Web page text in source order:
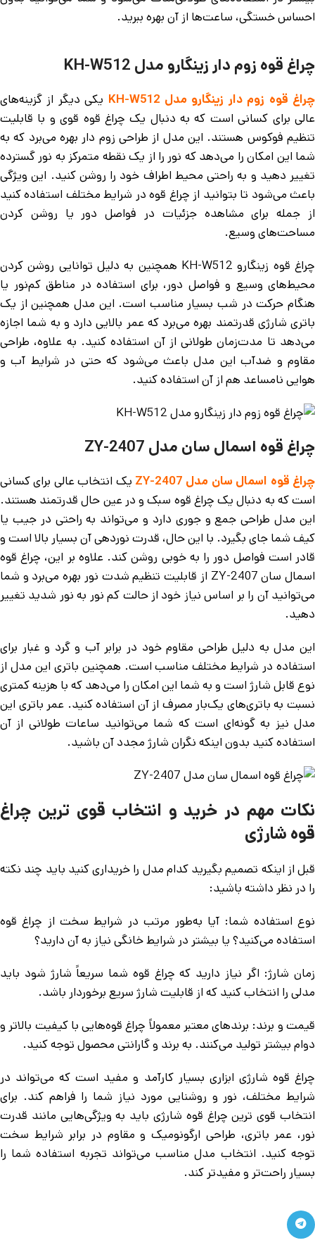
احساس خستگی، ساعت‌ها از آن بهره ببرید.
چراغ قوه زوم دار زینگارو مدل KH-W512
چراغ قوه زوم دار زینگارو مدل KH-W512
یکی دیگر از گزینه‌های
عالی برای کسانی است که به دنبال یک چراغ قوه قوی و با قابلیت
تنظیم فوکوس هستند. این مدل از طراحی زوم دار بهره می‌برد که به
شما این امکان را می‌دهد که نور را از یک نقطه متمرکز به نور گسترده
تغییر دهید و به راحتی محیط اطراف خود را روشن کنید. این ویژگی
باعث می‌شود تا بتوانید از چراغ قوه در شرایط مختلف استفاده کنید
از جمله برای مشاهده جزئیات در فواصل دور یا روشن کردن
مساحت‌های وسیع.
چراغ قوه زینگارو KH-W512 همچنین به دلیل توانایی روشن کردن
محیط‌های وسیع و فواصل دور، برای استفاده در مناطق کم‌نور یا
هنگام حرکت در شب بسیار مناسب است. این مدل همچنین از یک
باتری شارژی قدرتمند بهره می‌برد که عمر بالایی دارد و به شما اجازه
می‌دهد تا مدت‌زمان طولانی از آن استفاده کنید. به علاوه، طراحی
مقاوم و ضدآب این مدل باعث می‌شود که حتی در شرایط آب و
هوایی نامساعد هم از آن استفاده کنید.
چراغ قوه اسمال سان مدل ZY-2407
چراغ قوه اسمال سان مدل ZY-2407
یک انتخاب عالی برای کسانی
است که به دنبال یک چراغ قوه سبک و در عین حال قدرتمند هستند.
این مدل طراحی جمع و جوری دارد و می‌تواند به راحتی در جیب یا
کیف شما جای بگیرد. با این حال، قدرت نوردهی آن بسیار بالا است و
قادر است فواصل دور را به خوبی روشن کند. علاوه بر این، چراغ قوه
اسمال سان ZY-2407 از قابلیت تنظیم شدت نور بهره می‌برد و شما
می‌توانید آن را بر اساس نیاز خود از حالت کم نور به نور شدید تغییر
دهید.
این مدل به دلیل طراحی مقاوم خود در برابر آب و گرد و غبار برای
استفاده در شرایط مختلف مناسب است. همچنین باتری این مدل از
نوع قابل شارژ است و به شما این امکان را می‌دهد که با هزینه کمتری
نسبت به باتری‌های یک‌بار مصرف از آن استفاده کنید. عمر باتری این
مدل نیز به گونه‌ای است که شما می‌توانید ساعات طولانی از آن
استفاده کنید بدون اینکه نگران شارژ مجدد آن باشید.
نکات مهم در خرید و انتخاب قوی ترین چراغ
قوه شارژی
قبل از اینکه تصمیم بگیرید کدام مدل را خریداری کنید باید چند نکته
را در نظر داشته باشید:
نوع استفاده شما: آیا به‌طور مرتب در شرایط سخت از چراغ قوه
استفاده می‌کنید؟ یا بیشتر در شرایط خانگی نیاز به آن دارید؟
زمان شارژ: اگر نیاز دارید که چراغ قوه شما سریعاً شارژ شود باید
مدلی را انتخاب کنید که از قابلیت شارژ سریع برخوردار باشد.
قیمت و برند: برندهای معتبر معمولاً چراغ قوه‌هایی با کیفیت بالاتر و
دوام بیشتر تولید می‌کنند. به برند و گارانتی محصول توجه کنید.
چراغ قوه شارژی ابزاری بسیار کارآمد و مفید است که می‌تواند در
شرایط مختلف، نور و روشنایی مورد نیاز شما را فراهم کند. برای
انتخاب قوی ترین چراغ قوه شارژی باید به ویژگی‌هایی مانند قدرت
نور، عمر باتری، طراحی ارگونومیک و مقاوم در برابر شرایط سخت
توجه کنید. انتخاب مدل مناسب می‌تواند تجربه استفاده شما را
بسیار راحت‌تر و مفیدتر کند.